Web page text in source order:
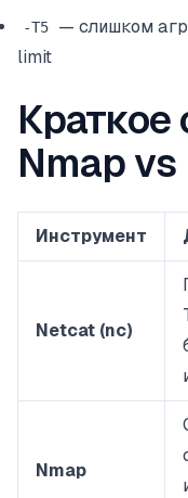
-T5
— слишком
limit
Краткое
Nmap
Инструмент
Netcat (nc)
Nmap